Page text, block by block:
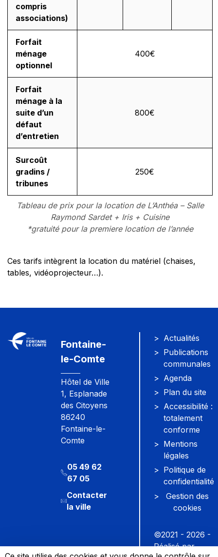
Tableau de prix pour la location de L’Anthéa – Salle
Raymond Sardet + Iris + Cuisine
*gratuité pour la premiere location de l’année
compris
associations)
Forfait
ménage
optionnel
400€
Forfait
ménage à la
suite d’un
défaut
d’entretien
800€
Surcoût
gradins /
tribunes
250€
Ces tarifs intègrent la location du matériel (chaises,
tables, vidéoprojecteur…).
Fontaine-
le-Comte
Hôtel de Ville
1, Esplanade
des Citoyens
86240
Fontaine-le-
Comte
05 49 62
67 05
Contacter
la ville
Actualités
Publications
communales
Agenda
Plan du site
Accessibilité :
totalement
conforme
Mentions
légales
Politique de
confidentialité
Gestion des
cookies
©2021 - 2026 -
Réalisé par